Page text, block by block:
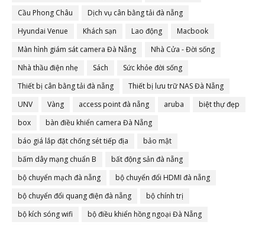
Cầu Phong Châu
Dịch vụ cân bằng tải đà nẵng
Hyundai Venue
Khách sạn Lao động
Macbook
Màn hình giám sát camera Đà Nẵng
Nhà Cửa - Đời sống
Nhà thầu điện nhẹ
Sách
Sức khỏe đời sống
Thiết bị cân bằng tải đà nẵng
Thiết bị lưu trữ NAS Đà Nẵng
UNV
Vàng access point đà nẵng aruba
biệt thự đẹp
box
bàn điều khiển camera Đà Nẵng
báo giá lắp đặt chống sét tiếp địa
bảo mật
bấm dây mạng chuẩn B
bất động sản đà nẵng
bộ chuyển mạch đà nẵng
bộ chuyển đổi HDMI đà nẵng
bộ chuyển đổi quang điện đà nẵng
bộ chính trị
bộ kích sóng wifi
bộ điều khiển hồng ngoại Đà Nẵng